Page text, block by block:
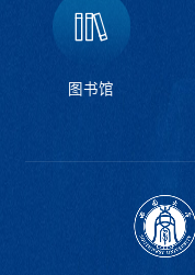
图书馆